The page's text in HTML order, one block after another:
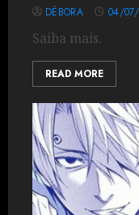
DÉBORA 04/
Saiba mais.
READ MORE